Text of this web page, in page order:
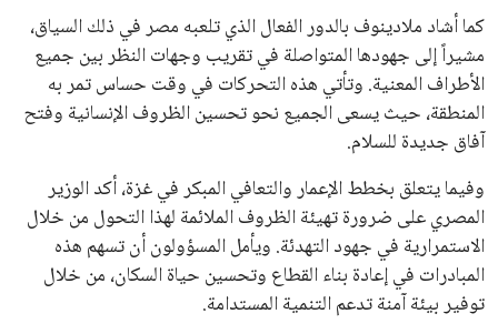
كما أشاد ملادينوف بالدور الفعال الذي تلعبه مصر في ذلك السياق،
مشيراً إلى جهودها المتواصلة في تقريب وجهات النظر بين جميع
الأطراف المعنية. وتأتي هذه التحركات في وقت حساس تمر به
المنطقة، حيث يسعى الجميع نحو تحسين الظروف الإنسانية وفتح
آفاق جديدة للسلام.
وفيما يتعلق بخطط الإعمار والتعافي المبكر في غزة، أكد الوزير
المصري على ضرورة تهيئة الظروف الملائمة لهذا التحول من خلال
الاستمرارية في جهود التهدئة. ويأمل المسؤولون أن تسهم هذه
المبادرات في إعادة بناء القطاع وتحسين حياة السكان، من خلال
توفير بيئة آمنة تدعم التنمية المستدامة.